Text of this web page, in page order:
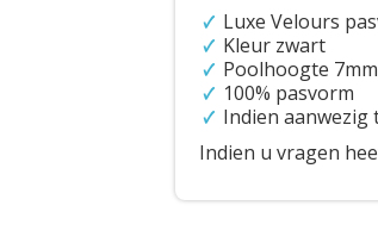
Luxe Velours
Kleur zwart
Poolhoogte 7mm
100% pasvorm
Indien
Indien u vragen